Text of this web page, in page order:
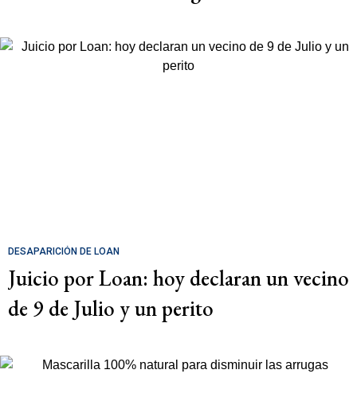
DESAPARICIÓN DE LOAN
Juicio por Loan: hoy declaran un vecino
de 9 de Julio y un perito